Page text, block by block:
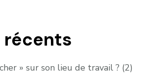
» sur son lieu de travail ? (2)